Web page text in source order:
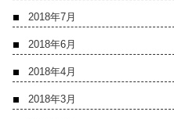
2018年7月
2018年6月
2018年4月
2018年3月